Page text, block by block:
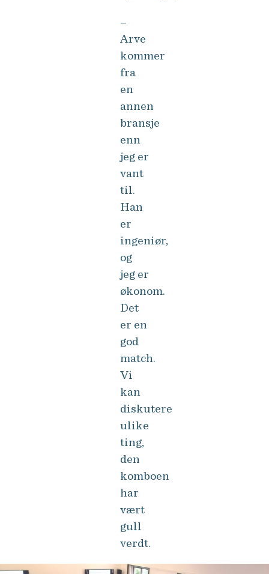
–
Arve
kommer
fra
en
annen
bransje
enn
jeg er
vant
til.
Han
er
ingeniør,
og
jeg er
økonom.
Det
er en
god
match.
Vi
kan
diskutere
ulike
ting,
den
komboen
har
vært
gull
verdt.